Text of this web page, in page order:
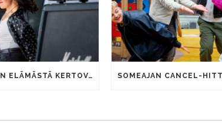
KAIJA KOON ELÄMÄSTÄ KERTOVAN KAUNIS RIETAS ONNELLINEN -ELOKUVAN TRAILER JULKI